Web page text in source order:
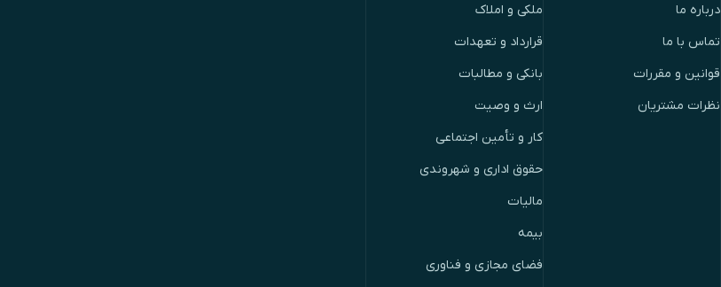
درباره ما
تماس با ما
قوانین و مقررات
نظرات مشتریان
ملکی و املاک
قرارداد و تعهدات
بانکی و مطالبات
ارث و وصیت
کار و تأمین اجتماعی
حقوق اداری و شهروندی
مالیات
بیمه
فضای مجازی و فناوری